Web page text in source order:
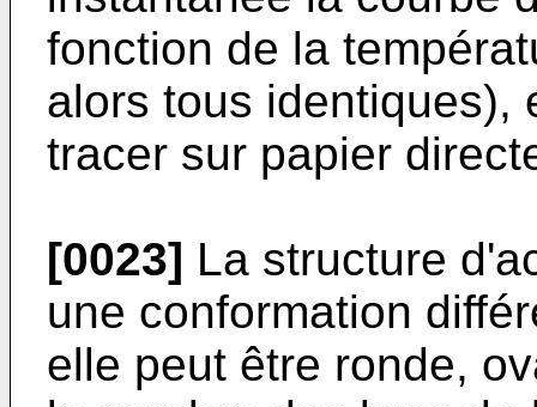
fonction de la
alors tous identiques),
tracer sur papier
[0023] La structure
une conformation
elle peut être ronde,